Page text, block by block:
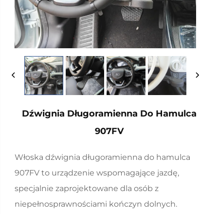
Dźwignia Długoramienna Do Hamulca
907FV
Włoska dźwignia długoramienna do hamulca
907FV to urządzenie wspomagające jazdę,
specjalnie zaprojektowane dla osób z
niepełnosprawnościami kończyn dolnych.